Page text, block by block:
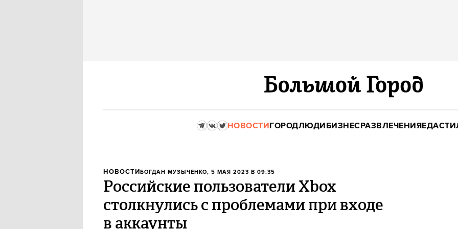
НОВОСТИГОРОДЛЮДИБИЗНЕСРАЗВЛЕЧЕНИЯЕДА
НОВОСТИБОГДАН МУЗЫЧЕНКО, 5 МАЯ 2023 В 09:35
Российские пользователи Xbox
столкнулись с проблемами при входе
в аккаунты